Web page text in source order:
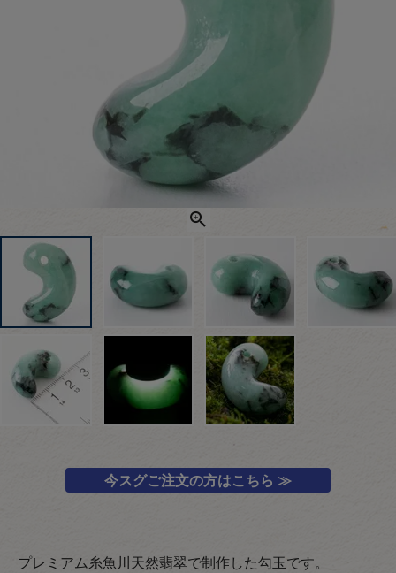
今スグご注文の方はこちら ≫
プレミアム糸魚川天然翡翠で制作した勾玉です。